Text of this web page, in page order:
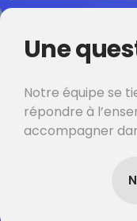
Une
Notre équipe se
répondre à
accompagner